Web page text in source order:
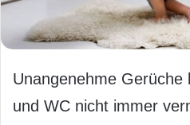
Unangenehme Gerüche
und WC nicht immer